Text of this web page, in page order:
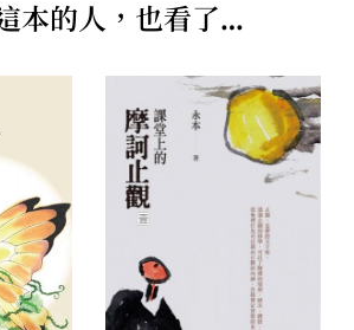
構
本的人，也看了…